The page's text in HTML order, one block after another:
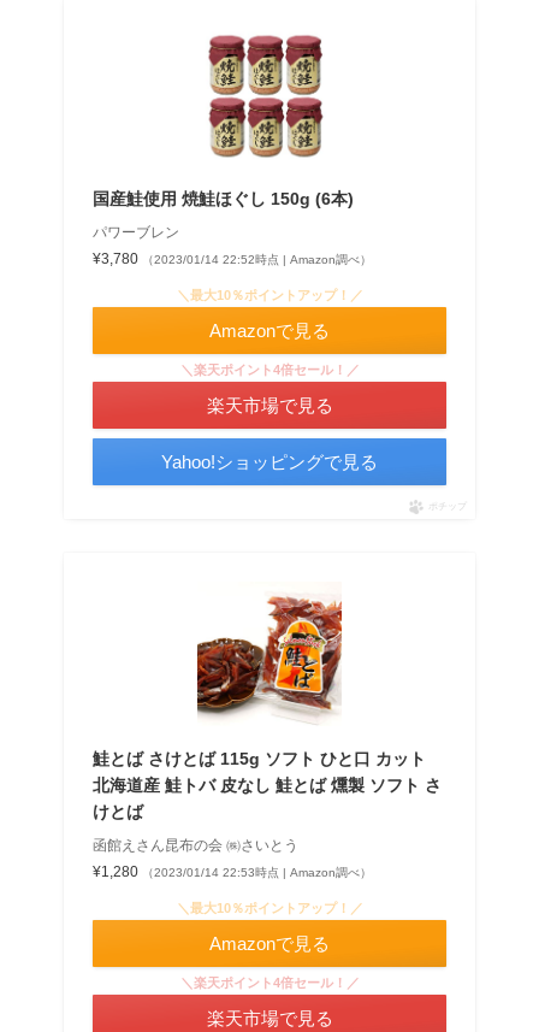
国産鮭使用 焼鮭ほぐし 150g (6本)
パワーブレン
¥3,780
（2023/01/14 22:52時点 | Amazon調べ）
＼最大10％ポイントアップ！／
Amazonで見る
＼楽天ポイント4倍セール！／
楽天市場で見る
Yahoo!ショッピングで見る
ポチップ
鮭とば さけとば 115g ソフト ひと口 カット
北海道産 鮭トバ 皮なし 鮭とば 燻製 ソフト さ
けとば
函館えさん昆布の会 ㈱さいとう
¥1,280
（2023/01/14 22:53時点 | Amazon調べ）
＼最大10％ポイントアップ！／
Amazonで見る
＼楽天ポイント4倍セール！／
楽天市場で見る